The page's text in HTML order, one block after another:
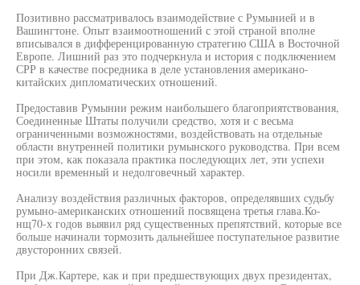
Позитивно рассматривалось взаимодействие с Румынией и в
Вашингтоне. Опыт взаимоотношений с этой страной вполне
вписывался в дифференцированную стратегию США в Восточной
Европе. Лишний раз это подчеркнула и история с подключением
СРР в качестве посредника в деле установления американо-
китайских дипломатических отношений.
Предоставив Румынии режим наибольшего благоприятствования,
Соединенные Штаты получили средство, хотя и с весьма
ограниченными возможностями, воздействовать на отдельные
области внутренней политики румынского руководства. При всем
при этом, как показала практика последующих лет, эти успехи
носили временный и недолговечный характер.
Анализу воздействия различных факторов, определявших судьбу
румыно-американских отношений посвящена третья глава.Ко-
нщ70-х годов выявил ряд существенных препятствий, которые все
больше начинали тормозить дальнейшее поступательное развитие
двусторонних связей.
При Дж.Картере, как и при предшествующих двух президентах,